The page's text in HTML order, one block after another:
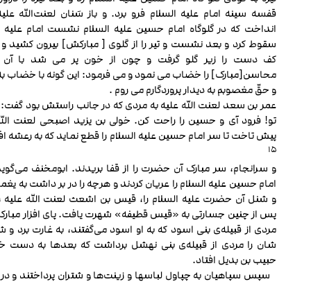
قفسه سینه امام علیه السلام فرو برد. و باز سَنان لعنت‌الله
انداخت که در گلوگاه امام حسین علیه السلام نشست امام علیه
سقوط کرد و بعد نشست و تیر را از گلوی [ مبارکش] بیرون کشید
کف دست را زیر گلو گرفت و چون از خون پر می شد با
محاسن[مبارک] را خضاب می نمود و می فرمود: این گونه با خضاب
و حقّ مغصوبم به دیدار پروردگارم می روم .
عمر بن سعد لعنت الله علیه به مردی که در جانب راستش بود گفت:
تو! فرود آی و حسین را راحت کن. خولی بن یزید اصبحی لعنت
پیش تاخت تا سر امام حسین علیه السلام را قطع نماید که به رعشه
۱۵
و سرانجام، سر مبارک آن حضرت را از قفا بریدند. ابومخنف
امام حسین علیه السلام را عریان کردند و هرچه را در بر داشت به
و شنل آن حضرت علیه السلام را، قیس بن اشعث لعنت الله علیه
پس از چنین جسارتی به «قیس قطیفه» شهرت یافت. پای افزار
مردی از قبیله‌ی بنی اسود که به او اسود می‌گفتند، به غارت برد
شان را مردی از قبیله‌ی بنی نهشل برداشت که بعدها به دست
حبیب بن بدیل افتاد.
سپس سپاهیان به چپاول لباس‏ها و زینت‌ها و شتران پرداختند و در